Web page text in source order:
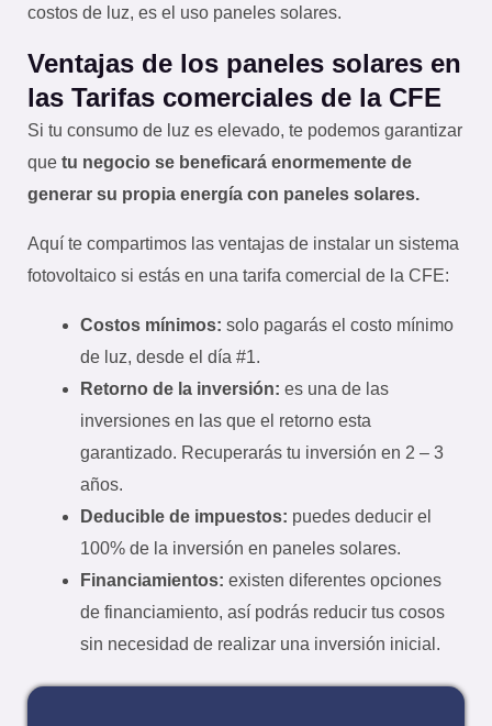
costos de luz, es el uso paneles solares.
Ventajas de los paneles solares en
las Tarifas comerciales de la CFE
Si tu consumo de luz es elevado, te podemos garantizar
que tu negocio se beneficará enormemente de
generar su propia energía con paneles solares.
Aquí te compartimos las ventajas de instalar un sistema
fotovoltaico si estás en una tarifa comercial de la CFE:
Costos mínimos: solo pagarás el costo mínimo
de luz, desde el día #1.
Retorno de la inversión: es una de las
inversiones en las que el retorno esta
garantizado. Recuperarás tu inversión en 2 – 3
años.
Deducible de impuestos: puedes deducir el
100% de la inversión en paneles solares.
Financiamientos: existen diferentes opciones
de financiamiento, así podrás reducir tus cosos
sin necesidad de realizar una inversión inicial.